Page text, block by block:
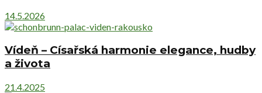
14.5.2026
Vídeň – Císařská harmonie elegance, hudby
a života
21.4.2025